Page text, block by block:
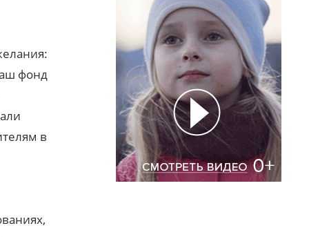
фонд
в